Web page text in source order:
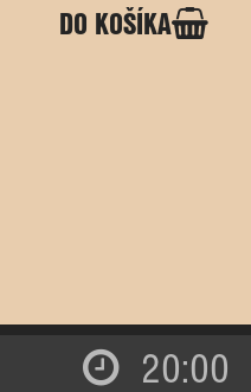
DO KOŠÍKA
20:00